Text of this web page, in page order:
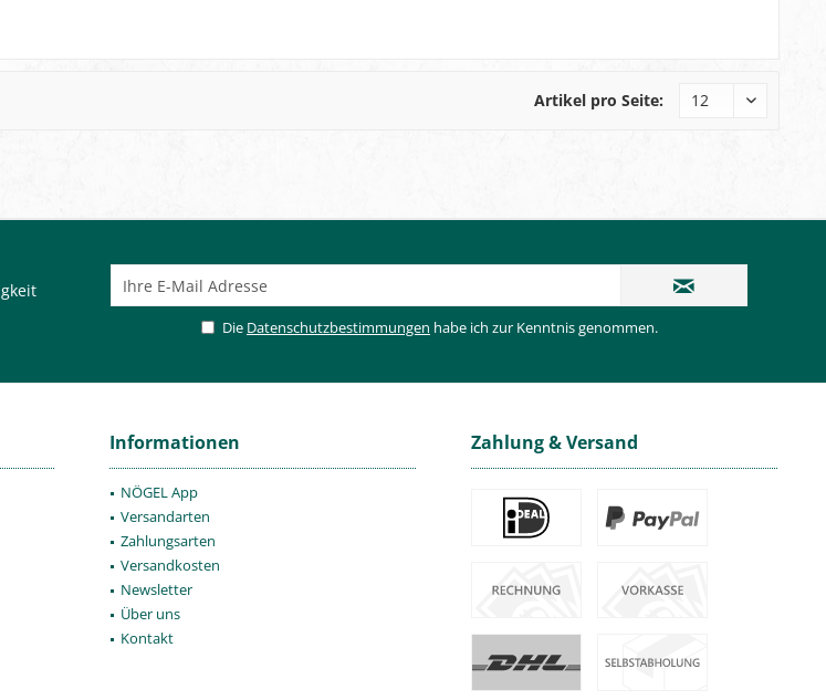
Artikel pro Seite:
Die Datenschutzbestimmungen habe ich zur Kenntnis genommen.
Informationen
NÖGEL App
Versandarten
Zahlungsarten
Versandkosten
Newsletter
Über uns
Kontakt
Zahlung & Versand